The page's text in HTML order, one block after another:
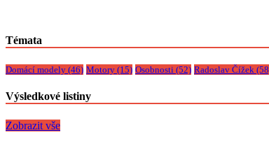
Témata
Domácí modely (46) Motory (15) Osobnosti (52) Radoslav Čížek
Výsledkové listiny
Zobrazit vše